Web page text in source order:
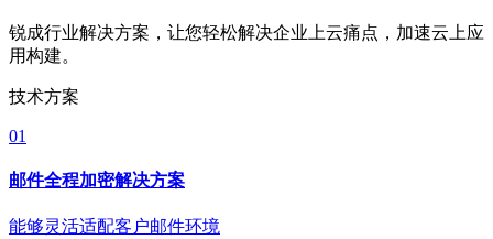
锐成行业解决方案，让您轻松解决企业上云痛点，加速云上应
用构建。
技术方案
01
邮件全程加密解决方案
能够灵活适配客户邮件环境